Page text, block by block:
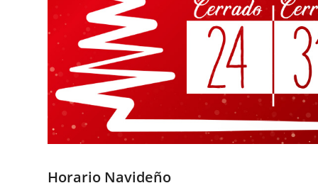
Horario Navideño